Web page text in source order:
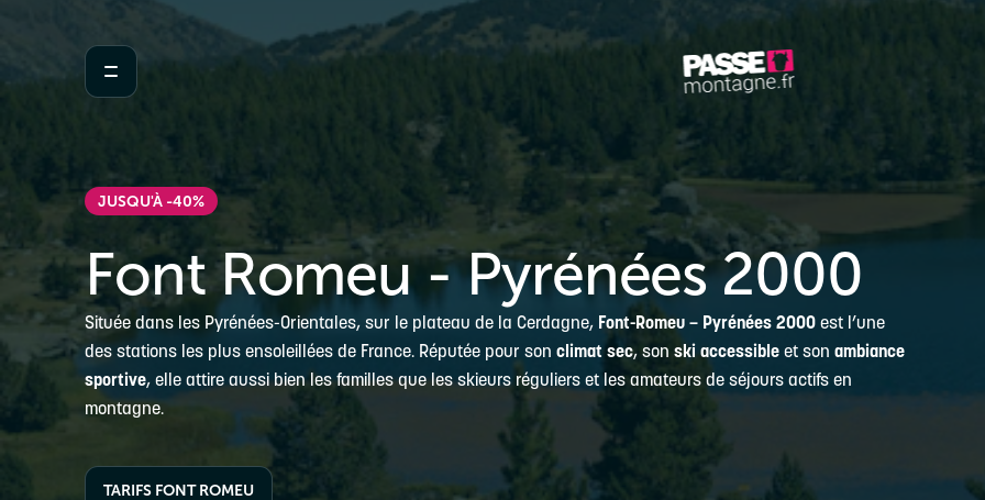
JUSQU'À -40%
Font Romeu - Pyrénées 2000
Située dans les Pyrénées-Orientales, sur le plateau de la Cerdagne, Font-Romeu – Pyrénées 2000 est l’une
des stations les plus ensoleillées de France. Réputée pour son climat sec, son ski accessible et son ambiance
sportive, elle attire aussi bien les familles que les skieurs réguliers et les amateurs de séjours actifs en
montagne.
TARIFS FONT ROMEU